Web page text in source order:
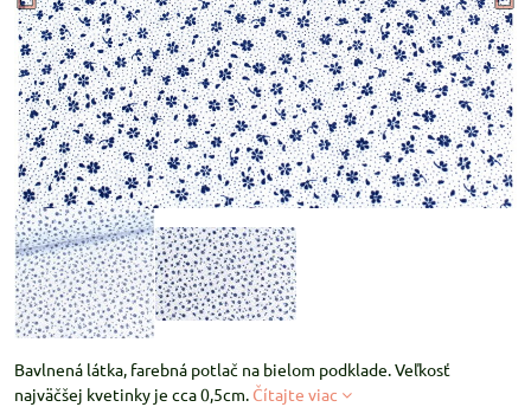
Bavlnená látka, farebná potlač na bielom podklade. Veľkosť
najväčšej kvetinky je cca 0,5cm. Čítajte viac